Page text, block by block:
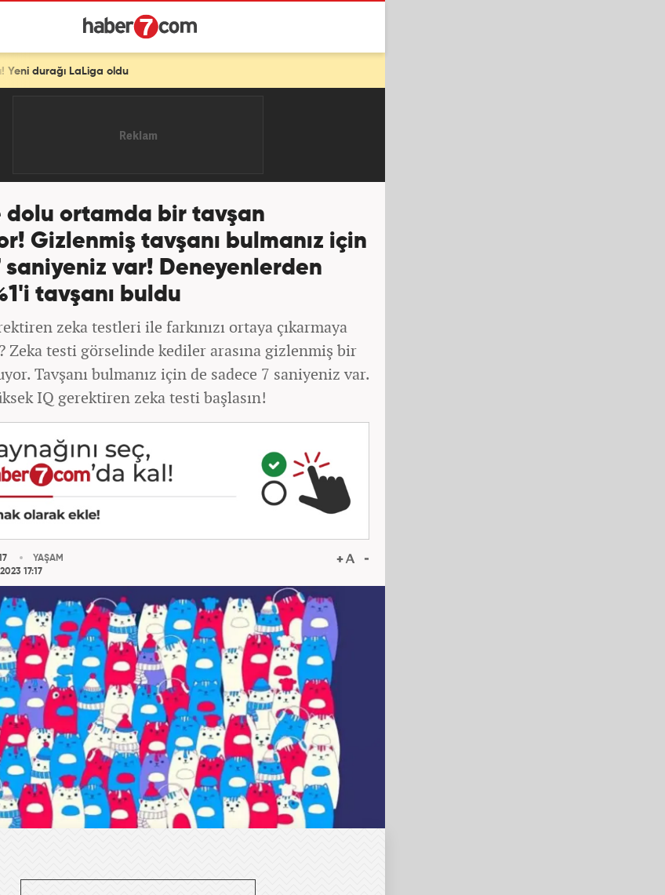
dolu ortamda bir tavşan
Gizlenmiş tavşanı bulmanız için
saniyeniz var! Deneyenlerden
tavşanı buldu
zeka testleri ile farkınızı ortaya çıkarmaya
Zeka testi görselinde kediler arasına gizlenmiş bir
Tavşanı bulmanız için de sadece 7 saniyeniz var.
IQ gerektiren zeka testi başlasın!
17:17
YAŞAM